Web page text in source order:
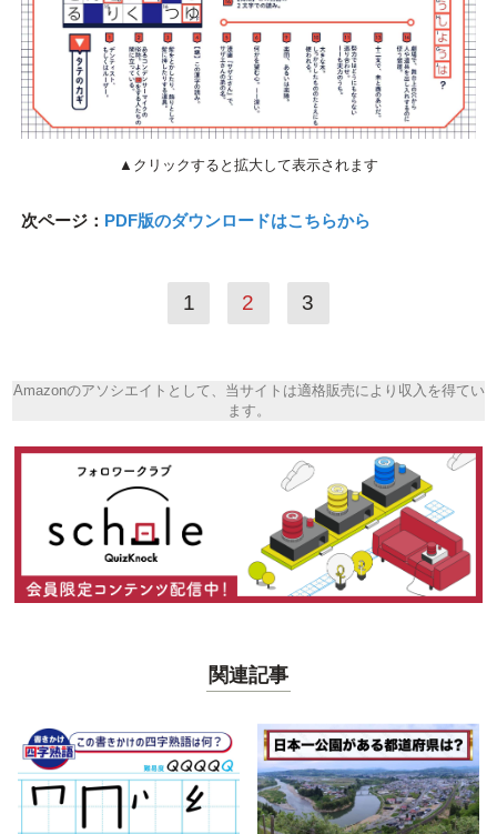
▲クリックすると拡大して表示されます
次ページ： PDF版のダウンロードはこちらから
1 2 3
Amazonのアソシエイトとして、当サイトは適格販売により収入を得てい
ます。
関連記事